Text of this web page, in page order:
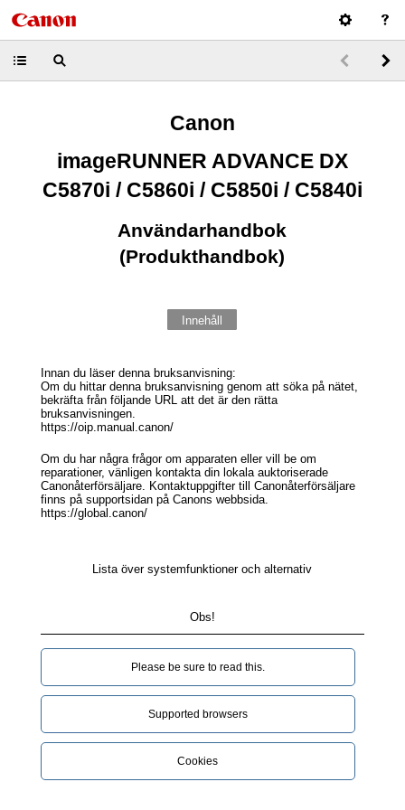
Canon
imageRUNNER ADVANCE DX
C5870i / C5860i / C5850i / C5840i
Användarhandbok
(Produkthandbok)
Innehåll
Innan du läser denna bruksanvisning:
Om du hittar denna bruksanvisning genom att söka på nätet,
bekräfta från följande URL att det är den rätta
bruksanvisningen.
https://oip.manual.canon/
Om du har några frågor om apparaten eller vill be om
reparationer, vänligen kontakta din lokala auktoriserade
Canonåterförsäljare. Kontaktuppgifter till Canonåterförsäljare
finns på supportsidan på Canons webbsida.
https://global.canon/
Lista över systemfunktioner och alternativ
Obs!
Please be sure to read this.‎
Supported browsers
Cookies